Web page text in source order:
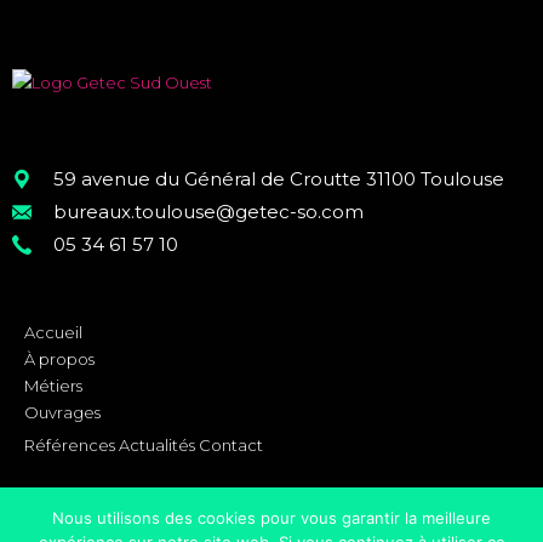
59 avenue du Général de Croutte 31100 Toulouse
bureaux.toulouse@getec-so.com
05 34 61 57 10
Accueil
À propos
Métiers
Ouvrages
RéférencesActualités Contact
Nous utilisons des cookies pour vous garantir la meilleure